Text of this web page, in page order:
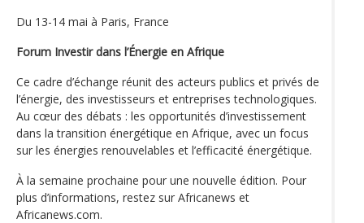
Du 13-14 mai à Paris, France
Forum Investir dans l’Énergie en Afrique
Ce cadre d’échange réunit des acteurs publics et privés de
l’énergie, des investisseurs et entreprises technologiques.
Au cœur des débats : les opportunités d’investissement
dans la transition énergétique en Afrique, avec un focus
sur les énergies renouvelables et l’efficacité énergétique.
À la semaine prochaine pour une nouvelle édition. Pour
plus d’informations, restez sur Africanews et
Africanews.com.